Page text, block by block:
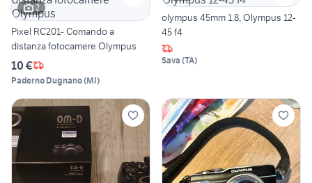
2
Pixel RC201- Comando a
distanza fotocamere Olympus
10 €
Paderno Dugnano(MI)
olympus 45mm 1.8, Olympus 12-
45 f4
Sava (TA)